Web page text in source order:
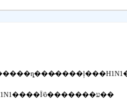
�������ߣ�����H1N1����Ϊʲô�������ע��